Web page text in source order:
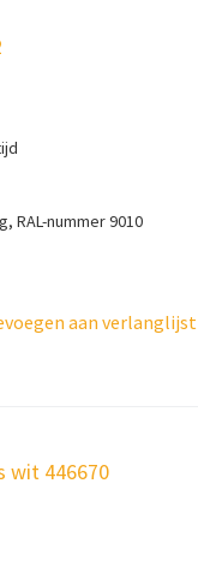
RAL-nummer 9010
aan verlanglijst
wit 446670